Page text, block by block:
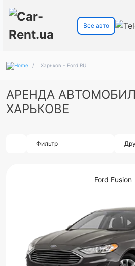
Все авто
/ Харьков - Ford RU
АРЕНДА
ХАРЬКОВЕ
Фильтр
Ford Fusion